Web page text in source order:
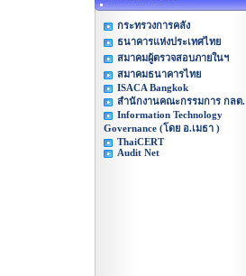
กระทรวงการคลัง
ธนาคารแห่งประเทศไทย
สมาคมผู้ตรวจสอบภายในฯ
สมาคมธนาคารไทย
ISACA Bangkok
สำนักงานคณะกรรมการ กลต.
Information Technology
Governance (โดย อ.เมธา )
ThaiCERT
Audit Net